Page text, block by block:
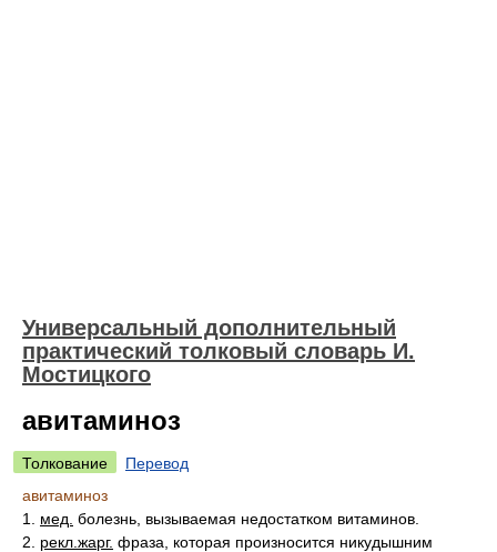
Универсальный дополнительный
практический толковый словарь И.
Мостицкого
авитаминоз
Толкование
Перевод
авитаминоз
1. мед. болезнь, вызываемая недостатком витаминов.
2. рекл. жарг. фраза, которая произносится никудышним